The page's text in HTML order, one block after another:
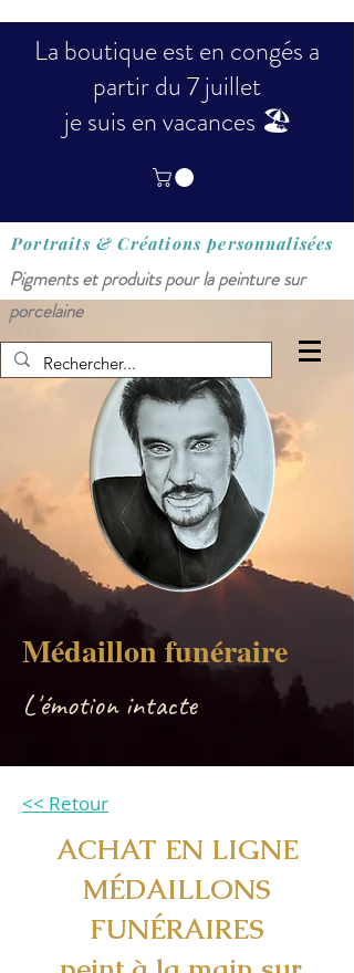
La boutique est en congés a
partir du 7 juillet
je suis en vacances 🏖️
Portraits & Créationspersonnalisées
Pigments et produits pour la peinture sur
porcelaine
Médaillon funéraire
L'émotion intacte
<< Retour
ACHAT EN LIGNE
MÉDAILLONS
FUNÉRAIRES